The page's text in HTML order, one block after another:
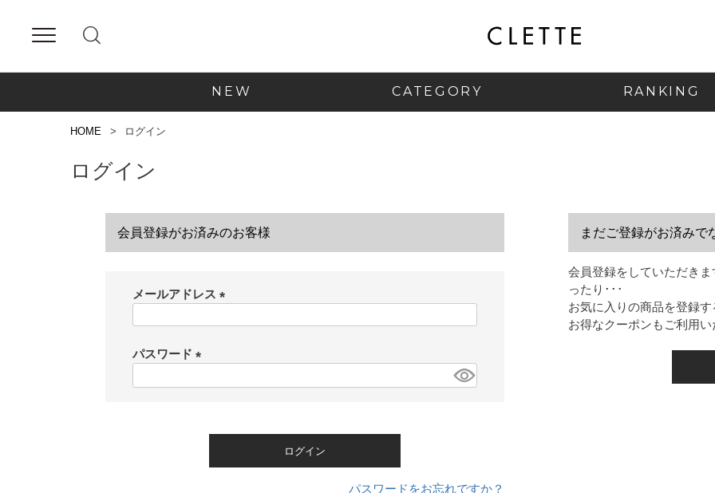
NEW CATEGORY RANKING
HOME ログイン
ログイン
会員登録がお済みのお客様
メールアドレス
パスワード
ログイン
パスワードをお忘れですか？
まだご登録がお済みで
会員登録をしていただき
ったり･･･
お気に入りの商品を登録
お得なクーポンもご利用